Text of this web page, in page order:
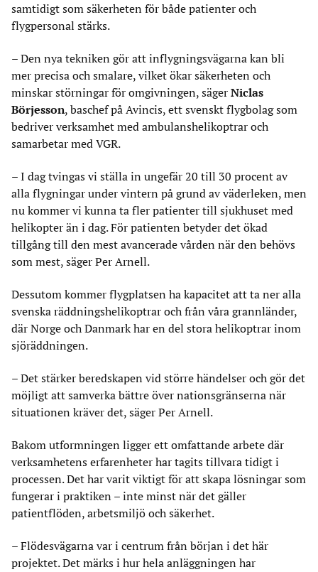
samtidigt som säkerheten för både patienter och
flygpersonal stärks.
– Den nya tekniken gör att inflygningsvägarna kan bli
mer precisa och smalare, vilket ökar säkerheten och
minskar störningar för omgivningen, säger Niclas
Börjesson, baschef på Avincis, ett svenskt flygbolag som
bedriver verksamhet med ambulanshelikoptrar och
samarbetar med VGR.
– I dag tvingas vi ställa in ungefär 20 till 30 procent av
alla flygningar under vintern på grund av väderleken, men
nu kommer vi kunna ta fler patienter till sjukhuset med
helikopter än i dag. För patienten betyder det ökad
tillgång till den mest avancerade vården när den behövs
som mest, säger Per Arnell.
Dessutom kommer flygplatsen ha kapacitet att ta ner alla
svenska räddningshelikoptrar och från våra grannländer,
där Norge och Danmark har en del stora helikoptrar inom
sjöräddningen.
– Det stärker beredskapen vid större händelser och gör det
möjligt att samverka bättre över nationsgränserna när
situationen kräver det, säger Per Arnell.
Bakom utformningen ligger ett omfattande arbete där
verksamhetens erfarenheter har tagits tillvara tidigt i
processen. Det har varit viktigt för att skapa lösningar som
fungerar i praktiken – inte minst när det gäller
patientflöden, arbetsmiljö och säkerhet.
– Flödesvägarna var i centrum från början i det här
projektet. Det märks i hur hela anläggningen har